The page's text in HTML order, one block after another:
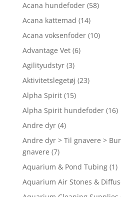
Acana hundefoder (58)
Acana kattemad (14)
Acana voksenfoder (10)
Advantage Vet (6)
Agilityudstyr (3)
Aktivitetslegetøj (23)
Alpha Spirit (15)
Alpha Spirit hundefoder (16)
Andre dyr (4)
Andre dyr > Til gnavere >
gnavere (7)
Aquarium & Pond Tubing (1)
Aquarium Air Stones &